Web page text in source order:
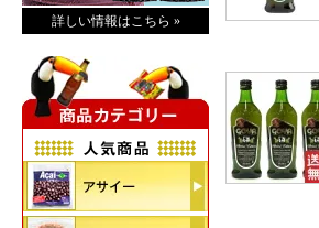
詳しい情報はこちら »